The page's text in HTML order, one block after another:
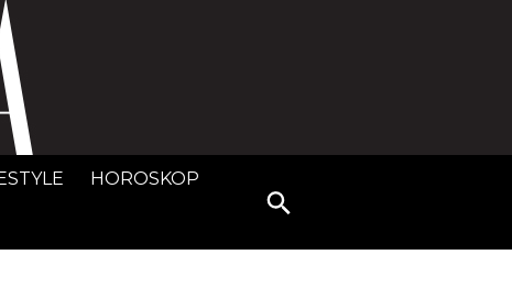
HOROSKOP
Search
for: